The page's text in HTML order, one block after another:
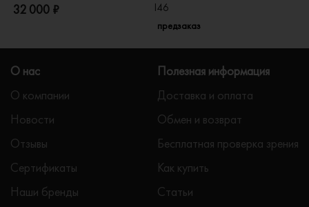
32 000 ₽
I46
предзаказ
О нас
О компании
Новости
Отзывы
Сертификаты
Наши бренды
Полезная информация
Доставка и оплата
Обмен и возврат
Бесплатная проверка зрения
Как купить
Статьи